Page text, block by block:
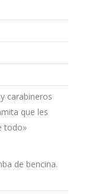
carabineros
que les
todo»
de bencina.